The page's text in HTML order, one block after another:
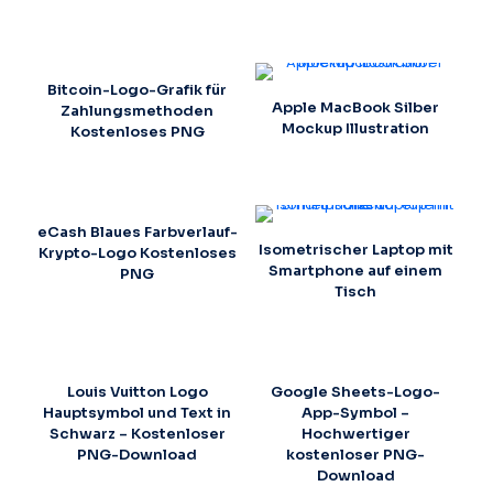
Bitcoin-Logo-Grafik für
Zahlungsmethoden
Kostenloses PNG
Apple MacBook Silber
Mockup Illustration
eCash Blaues Farbverlauf-
Krypto-Logo Kostenloses
PNG
Isometrischer Laptop mit
Smartphone auf einem
Tisch
Louis Vuitton Logo
Hauptsymbol und Text in
Schwarz – Kostenloser
PNG-Download
Google Sheets-Logo-
App-Symbol –
Hochwertiger
kostenloser PNG-
Download